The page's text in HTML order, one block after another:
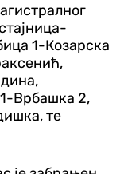
1-Козарска
Врбашка 2,
те